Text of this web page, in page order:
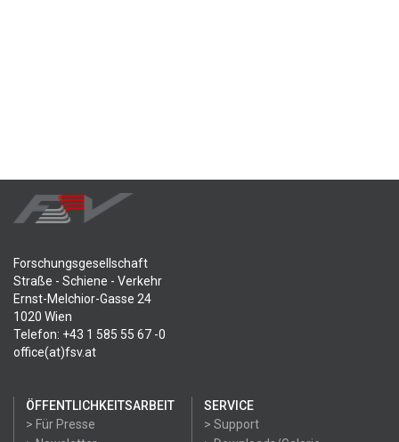
Forschungsgesellschaft
Straße - Schiene - Verkehr
Ernst-Melchior-Gasse 24
1020 Wien
Telefon: +43 1 585 55 67 -0
office(at)fsv.at
ÖFFENTLICHKEITSARBEIT
> Für Presse
SERVICE
> Support